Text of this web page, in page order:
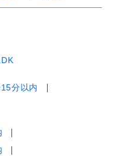
分以内